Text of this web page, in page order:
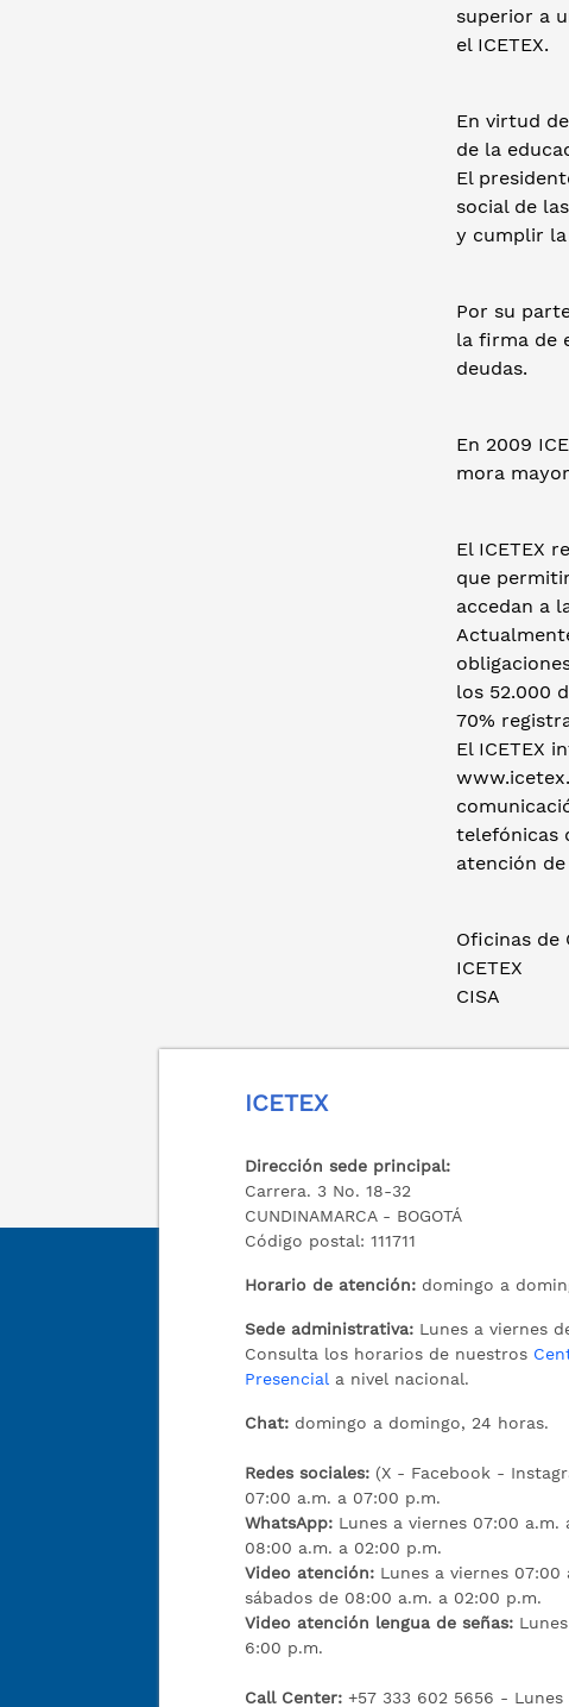
superior a
el ICETEX.
En virtud
de la
El
social de
y cumplir
Por su
la firma de
deudas.
En 2009
mora
El ICETEX
que
accedan a
los 52.000
70%
El ICETEX
telefónicas
atención
Oficinas de
ICETEX
CISA
ICETEX
Dirección sede principal:
Carrera. 3 No. 18-32
CUNDINAMARCA - BOGOTÁ
Código postal: 111711
Horario de atención: domingo a
Sede administrativa: Lunes a viernes
Consulta los horarios de nuestros
Presencial a nivel nacional.
Chat: domingo a domingo, 24 horas.
Redes sociales: (X - Facebook -
07:00 a.m. a 07:00 p.m.
WhatsApp: Lunes a viernes 07:00
08:00 a.m. a 02:00 p.m.
Video atención: Lunes a viernes 07:00
sábados de 08:00 a.m. a 02:00 p.m.
Video atención lengua de señas:
6:00 p.m.
Call Center:+57 333 602 5656 -